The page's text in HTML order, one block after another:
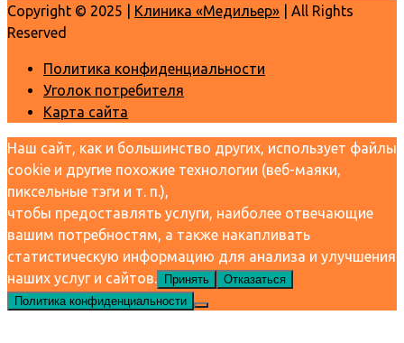
Copyright © 2025 | Клиника «Медильер» | All Rights
Reserved
Политика конфиденциальности
Уголок потребителя
Карта сайта
Наш сайт, как и большинство других, использует файлы
cookie и другие похожие технологии (веб-маяки,
пиксельные тэги и т. п.),
чтобы предоставлять услуги, наиболее отвечающие
вашим потребностям, а также накапливать
статистическую информацию для анализа и улучшения
наших услуг и сайтов.
Принять
Отказаться
Политика конфиденциальности